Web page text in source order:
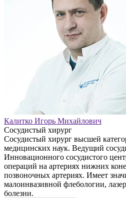
Калитко Игорь Михайлович
Сосудистый хирург
Сосудистый хирург высшей
медицинских наук. Ведущий
Инновационного сосудистого
операций на артериях нижних
позвоночных артериях. Имеет
малоинвазивной флебологии,
болезни.